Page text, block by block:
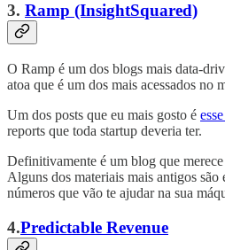
3. Ramp (InsightSquared)
O Ramp é um dos blogs mais data-
atoa que é um dos mais acessados no
Um dos posts que eu mais gosto é
reports que toda startup deveria ter.
Definitivamente é um blog que
Alguns dos materiais mais antigos são
números que vão te ajudar na sua
4.Predictable Revenue